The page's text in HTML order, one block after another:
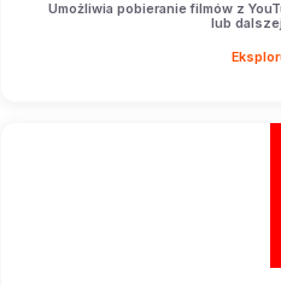
Umożliwia pobieranie filmów z
lub